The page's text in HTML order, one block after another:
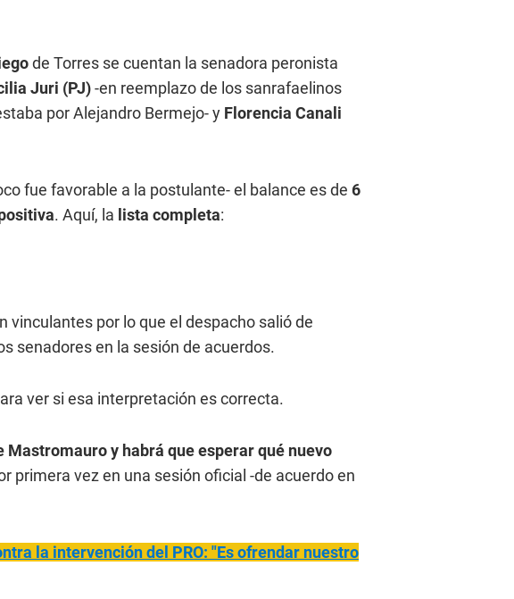
de Torres se cuentan la senadora peronista
Juri (PJ)-en reemplazo de los sanrafaelinos
por Alejandro Bermejo- y Florencia Canali
fue favorable a la postulante- el balance es de 6
. Aquí, la lista completa:
vinculantes por lo que el despacho salió de
senadores en la sesión de acuerdos.
ver si esa interpretación es correcta.
Mastromauro y habrá que esperar qué nuevo
primera vez en una sesión oficial -de acuerdo en
la intervención del PRO: "Es ofrendar nuestro